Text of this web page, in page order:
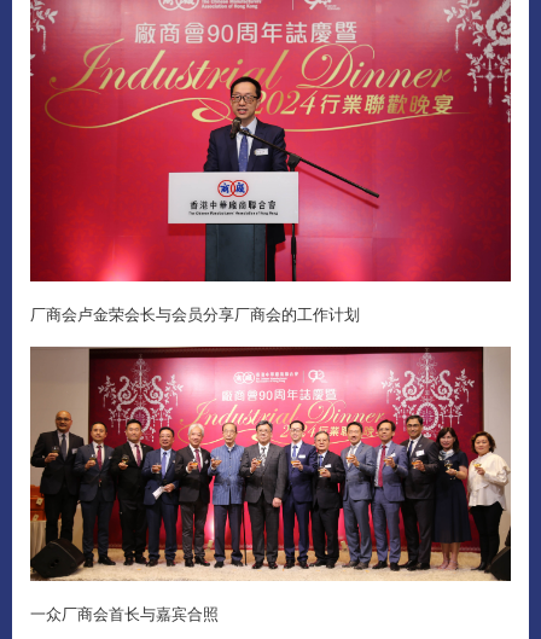
厂商会卢金荣会长与会员分享厂商会的工作计划
一众厂商会首长与嘉宾合照